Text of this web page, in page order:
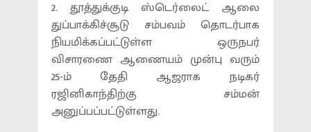
2. தூத்துக்குடி ஸ்டெர்லைட் ஆலை
துப்பாக்கிச்சூடு சம்பவம் தொடர்பாக
நியமிக்கப்பட்டுள்ள ஒருநபர்
விசாரணை ஆணையம் முன்பு வரும்
25-ம் தேதி ஆஜராக நடிகர்
ரஜினிகாந்திற்கு சம்மன்
அனுப்பப்பட்டுள்ளது.